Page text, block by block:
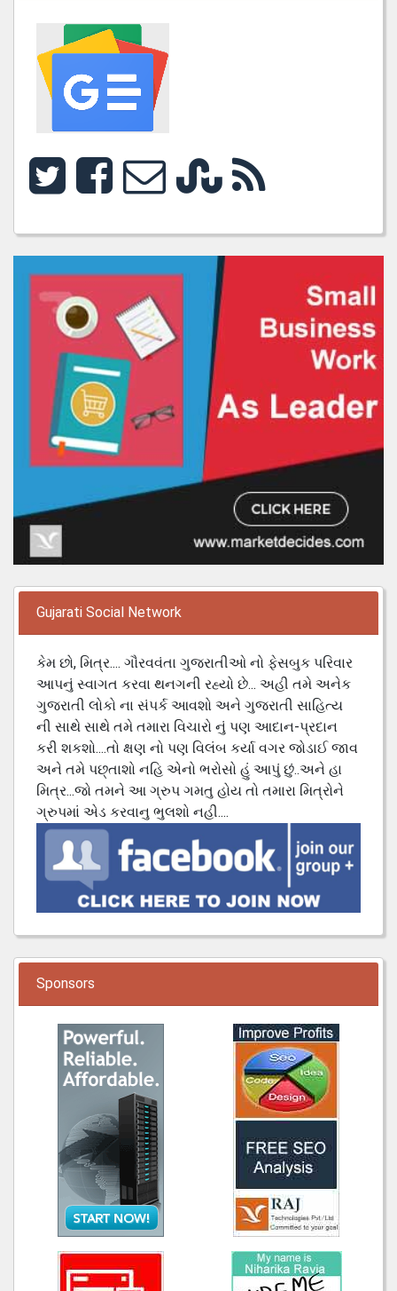
Gujarati Social Network
કેમ છો, મિત્ર.... ગૌરવવંતા ગુજરાતીઓ નો ફેસબુક પરિવાર
આપનું સ્વાગત કરવા થનગની રહ્યો છે... અહી તમે અનેક
ગુજરાતી લોકો ના સંપર્ક આવશો અને ગુજરાતી સાહિત્ય
ની સાથે સાથે તમે તમારા વિચારો નું પણ આદાન-પ્રદાન
કરી શકશો....તો ક્ષણ નો પણ વિલંબ કર્યા વગર જોડાઈ જાવ
અને તમે પછ્તાશો નહિ એનો ભરોસો હું આપું છું..અને હા
મિત્ર...જો તમને આ ગ્રુપ ગમતુ હોય તો તમારા મિત્રોને
ગ્રુપમાં એડ કરવાનુ ભુલશો નહી....
Sponsors